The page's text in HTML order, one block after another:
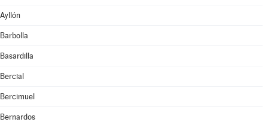
Ayllón
Barbolla
Basardilla
Bercial
Bercimuel
Bernardos